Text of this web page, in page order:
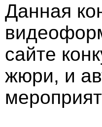
Данная
сайте
жюри, и